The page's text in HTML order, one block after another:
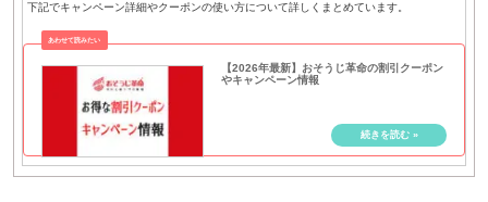
下記でキャンペーン詳細やクーポンの使い方について詳しくまとめています。
【2026年最新】おそうじ革命の割引クーポン
やキャンペーン情報